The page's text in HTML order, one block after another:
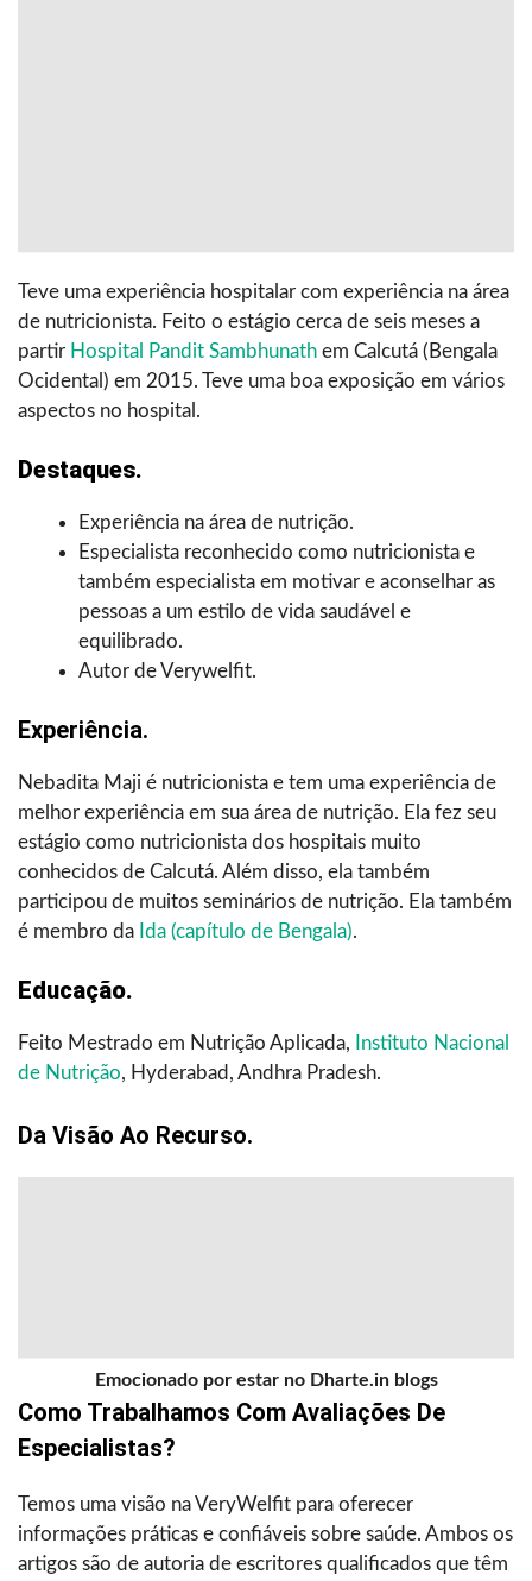
Teve uma experiência hospitalar com experiência na área
de nutricionista. Feito o estágio cerca de seis meses a
partir Hospital Pandit Sambhunath em Calcutá (Bengala
Ocidental) em 2015. Teve uma boa exposição em vários
aspectos no hospital.
Destaques.
Experiência na área de nutrição.
Especialista reconhecido como nutricionista e
também especialista em motivar e aconselhar as
pessoas a um estilo de vida saudável e
equilibrado.
Autor de Verywelfit.
Experiência.
Nebadita Maji é nutricionista e tem uma experiência de
melhor experiência em sua área de nutrição. Ela fez seu
estágio como nutricionista dos hospitais muito
conhecidos de Calcutá. Além disso, ela também
participou de muitos seminários de nutrição. Ela também
é membro da Ida (capítulo de Bengala).
Educação.
Feito Mestrado em Nutrição Aplicada,
Instituto Nacional
de Nutrição, Hyderabad, Andhra Pradesh.
Da Visão Ao Recurso.
Emocionado por estar no Dharte.in blogs
Como Trabalhamos Com Avaliações De
Especialistas?
Temos uma visão na VeryWelfit para oferecer
informações práticas e confiáveis sobre saúde. Ambos os
artigos são de autoria de escritores qualificados que têm